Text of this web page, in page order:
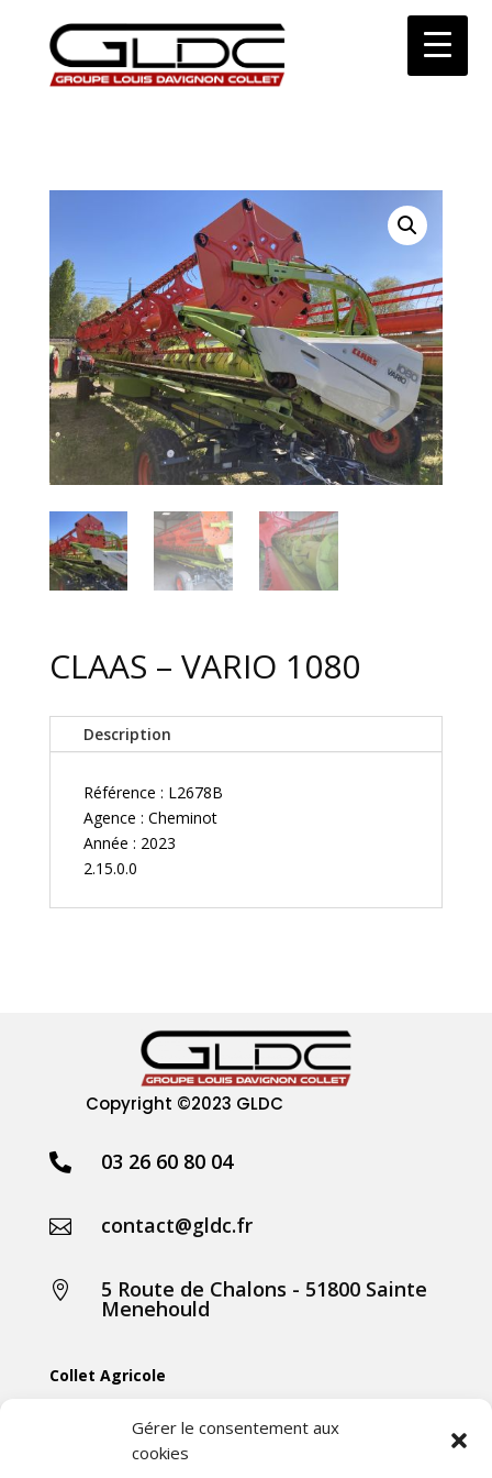
Gérer le consentement aux
cookies
CLAAS – VARIO 1080
Description
Référence : L2678B
Agence : Cheminot
Année : 2023
2.15.0.0
Copyright ©2023 GLDC
 03 26 60 80 04
 contact@gldc.fr
 5 Route de Chalons - 51800 Sainte
Menehould
Collet Agricole
Collet Motoculture